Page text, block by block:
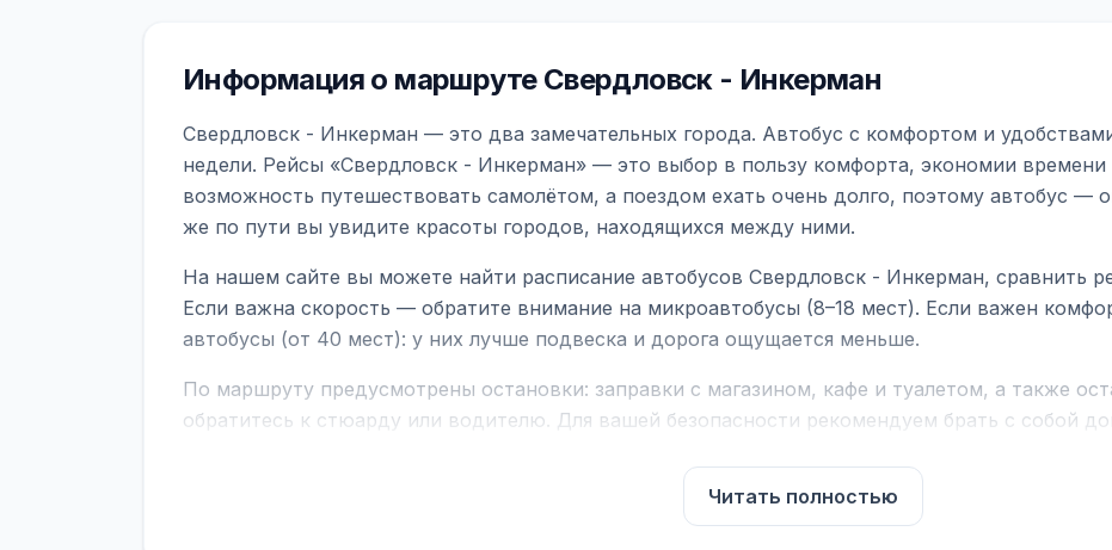
Информация о маршруте Свердловск - Инкерман
Свердловск - Инкерман — это два замечательных города. Автобус с комфортом и
недели. Рейсы «Свердловск - Инкерман» — это выбор в пользу комфорта, экономии времени
возможность путешествовать самолётом, а поездом ехать очень долго, поэтому автобус —
же по пути вы увидите красоты городов, находящихся между ними.
На нашем сайте вы можете найти расписание автобусов Свердловск - Инкерман, сравнить
Если важна скорость — обратите внимание на микроавтобусы (8–18 мест). Если важен
автобусы (от 40 мест): у них лучше подвеска и дорога ощущается меньше.
По маршруту предусмотрены остановки: заправки с магазином, кафе и туалетом, а также
обратитесь к стюарду или водителю. Для вашей безопасности рекомендуем брать с собой
В автобусах есть всё необходимое для комфортной поездки: регулировка сидений,
устройств, вода, пледы. На больших автобусах работают стюарды. У нас
Читать полностью